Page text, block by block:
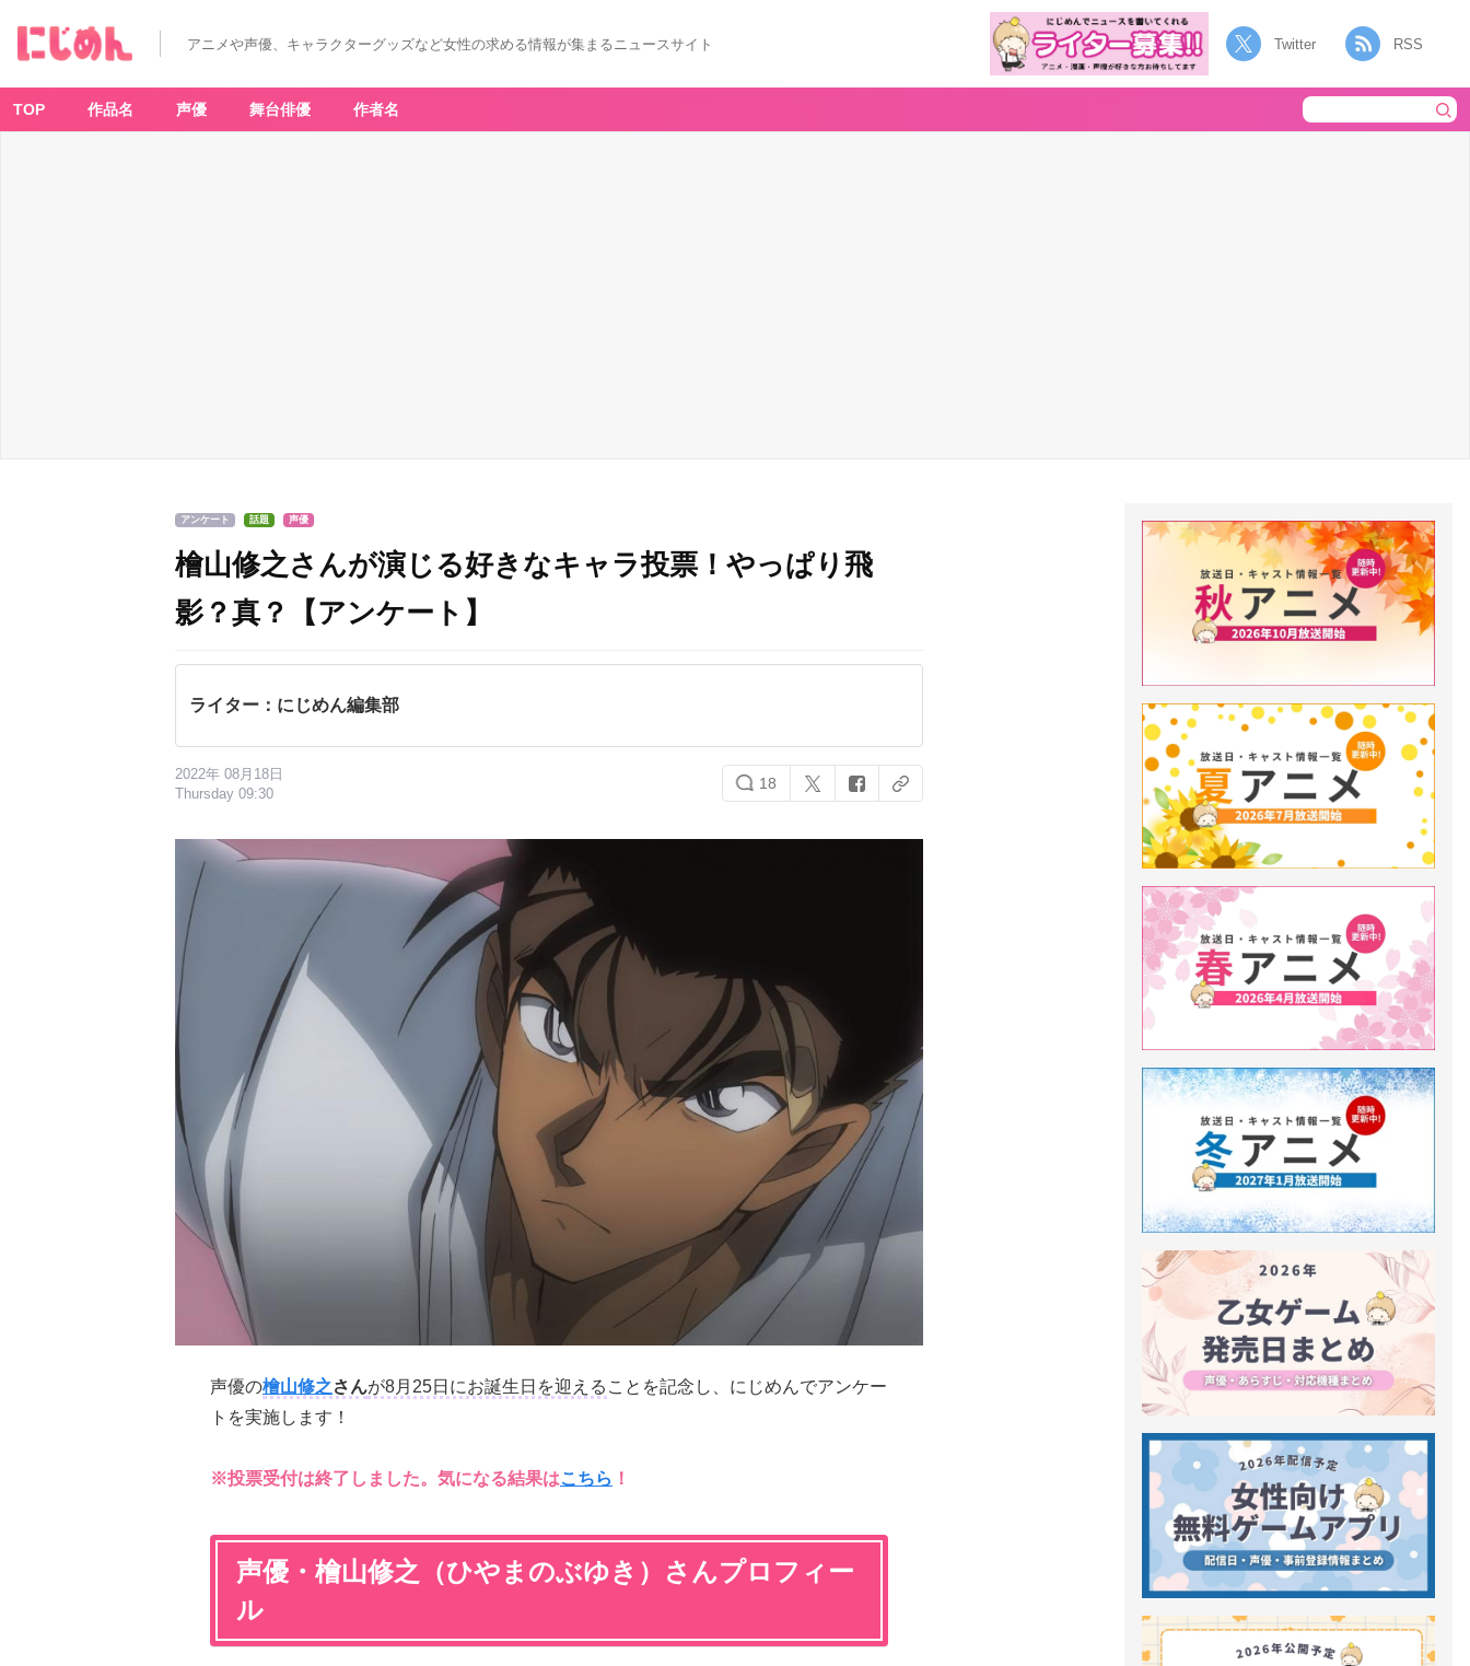
アニメや声優、キャラクターグッズなど女性の求める情報が集まるニュースサイト Twitter RSS
TOP 作品名 声優 舞台俳優 作者名
アンケート 話題 声優
檜山修之さんが演じる好きなキャラ投票！やっぱり飛
影？真？【アンケート】
ライター：にじめん編集部
2022年 08月18日
Thursday 09:30
18
声優の檜山修之さんが8月25日にお誕生日を迎える ことを記念し、にじめんでアンケー
トを実施します！
※投票受付は終了しました。気になる結果はこちら ！
声優・檜山修之（ひやまのぶゆき）さんプロフィー
ル